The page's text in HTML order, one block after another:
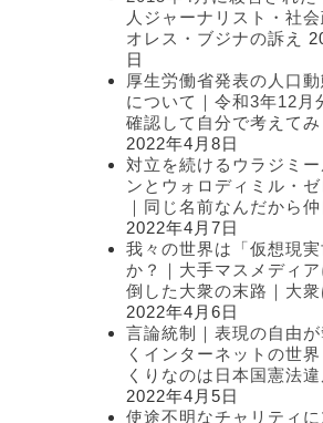
人ジャーナリスト・社
オレス・ブジナの訴え
日
厚生労働省発表の人口
について｜令和3年12月
確認して自分で考えてみ
2022年4月8日
対立を続けるウラジミ
ンとウォロディミル・
｜同じ名前なんだから仲
2022年4月7日
我々の世界は「仮想現
か？｜大手マスメディ
倒した大衆の末路｜大
2022年4月6日
言論統制｜表現の自由
くインターネットの世
くりなのは日本国憲法違
2022年4月5日
使途不明なチャリティに